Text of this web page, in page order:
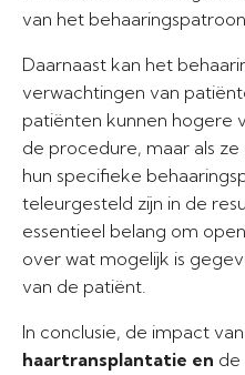
van het
Daarnaast kan het
verwachtingen van
patiënten kunnen hogere
de procedure, maar als
hun specifieke
teleurgesteld zijn in de
essentieel belang om
over wat mogelijk is
van de patiënt.
In conclusie, de impact
haartransplantatie en de